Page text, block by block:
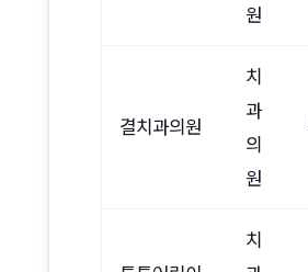
원
결치과의원
치
과
의
원
치